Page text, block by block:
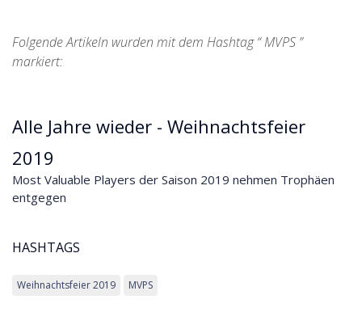
Folgende Artikeln wurden mit dem Hashtag “ MVPS ”
markiert:
Alle Jahre wieder - Weihnachtsfeier
2019
Most Valuable Players der Saison 2019 nehmen Trophäen
entgegen
HASHTAGS
Weihnachtsfeier 2019 MVPS